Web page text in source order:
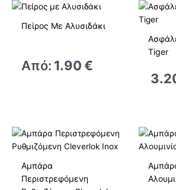
Πείρος Με Αλυσιδάκι
Από: 1.90 €
Tiger
Αμπάρα
Περιστρεφόμενη